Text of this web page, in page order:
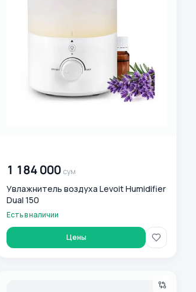
1 184 000 сум
Увлажнитель воздуха Levoit Humidifier
Dual 150
Есть в наличии
Цены